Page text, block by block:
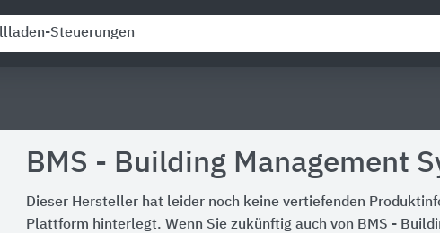
BMS - Building Management
Dieser Hersteller hat leider noch keine vertiefenden
Plattform hinterlegt. Wenn Sie zukünftig auch von BMS -